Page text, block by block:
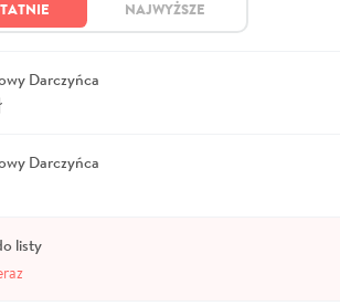
NAJWYŻSZE
Darczyńca
Darczyńca
listy